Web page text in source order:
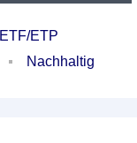
ETF/ETP
Nachhaltig